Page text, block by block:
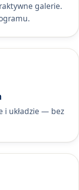
galerie.
i układzie — bez